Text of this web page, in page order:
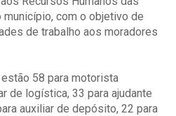
com o objetivo de
de trabalho aos moradores
58 para motorista
de logística, 33 para ajudante
auxiliar de depósito, 22 para